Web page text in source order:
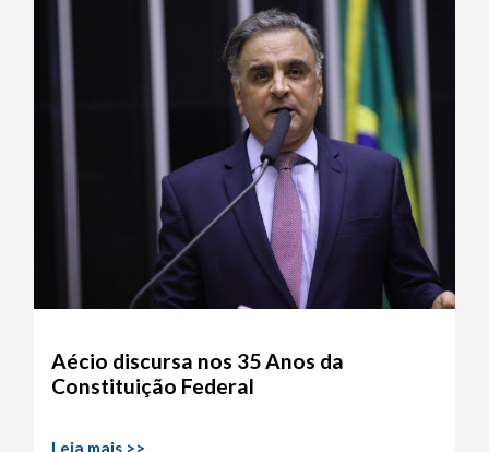
Aécio discursa nos 35 Anos da
Constituição Federal
Leia mais >>